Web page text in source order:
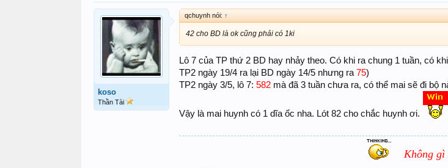
koso
Thần Tài
qchuynh nói: ↑
42 cho BD là ok cũng phải có 1ki
Lô 7 của TP thứ 2 BD hay nhảy theo. Có khi ra chung 1 tuần, có
TP2 ngày 19/4 ra lại BD ngày 14/5 nhưng ra75)
TP2 ngày 3/5, lô 7: 582 mà đã 3 tuần chưa ra, có thể mai sẽ đi bộ
Vậy là mai huynh có 1 dĩa ốc nha. Lót 82 cho chắc huynh ơi.
Không gì